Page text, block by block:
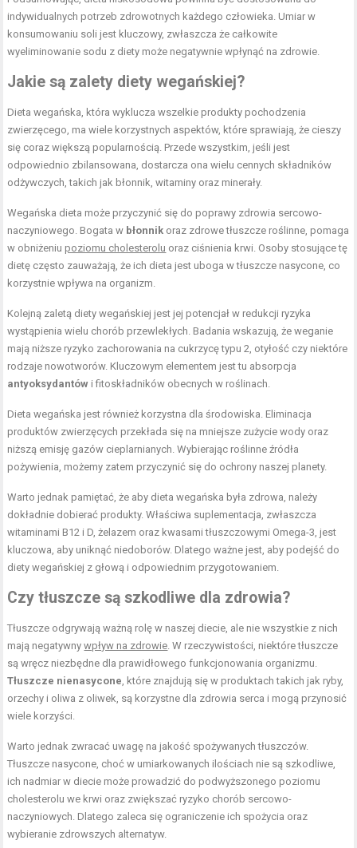
indywidualnych potrzeb zdrowotnych każdego człowieka. Umiar w
konsumowaniu soli jest kluczowy, zwłaszcza że całkowite
wyeliminowanie sodu z diety może negatywnie wpłynąć na zdrowie.
Jakie są zalety diety wegańskiej?
Dieta wegańska, która wyklucza wszelkie produkty pochodzenia
zwierzęcego, ma wiele korzystnych aspektów, które sprawiają, że cieszy
się coraz większą popularnością. Przede wszystkim, jeśli jest
odpowiednio zbilansowana, dostarcza ona wielu cennych składników
odżywczych, takich jak błonnik, witaminy oraz minerały.
Wegańska dieta może przyczynić się do poprawy zdrowia sercowo-
naczyniowego. Bogata w błonnik oraz zdrowe tłuszcze roślinne, pomaga
w obniżeniu poziomu cholesterolu oraz ciśnienia krwi. Osoby stosujące tę
dietę często zauważają, że ich dieta jest uboga w tłuszcze nasycone, co
korzystnie wpływa na organizm.
Kolejną zaletą diety wegańskiej jest jej potencjał w redukcji ryzyka
wystąpienia wielu chorób przewlekłych. Badania wskazują, że weganie
mają niższe ryzyko zachorowania na cukrzycę typu 2, otyłość czy niektóre
rodzaje nowotworów. Kluczowym elementem jest tu absorpcja
antyoksydantów i fitoskładników obecnych w roślinach.
Dieta wegańska jest również korzystna dla środowiska. Eliminacja
produktów zwierzęcych przekłada się na mniejsze zużycie wody oraz
niższą emisję gazów cieplarnianych. Wybierając roślinne źródła
pożywienia, możemy zatem przyczynić się do ochrony naszej planety.
Warto jednak pamiętać, że aby dieta wegańska była zdrowa, należy
dokładnie dobierać produkty. Właściwa suplementacja, zwłaszcza
witaminami B12 i D, żelazem oraz kwasami tłuszczowymi Omega-3, jest
kluczowa, aby uniknąć niedoborów. Dlatego ważne jest, aby podejść do
diety wegańskiej z głową i odpowiednim przygotowaniem.
Czy tłuszcze są szkodliwe dla zdrowia?
Tłuszcze odgrywają ważną rolę w naszej diecie, ale nie wszystkie z nich
mają negatywnywpływ na zdrowie. W rzeczywistości, niektóre tłuszcze
są wręcz niezbędne dla prawidłowego funkcjonowania organizmu.
Tłuszcze nienasycone, które znajdują się w produktach takich jak ryby,
orzechy i oliwa z oliwek, są korzystne dla zdrowia serca i mogą przynosić
wiele korzyści.
Warto jednak zwracać uwagę na jakość spożywanych tłuszczów.
Tłuszcze nasycone, choć w umiarkowanych ilościach nie są szkodliwe,
ich nadmiar w diecie może prowadzić do podwyższonego poziomu
cholesterolu we krwi oraz zwiększać ryzyko chorób sercowo-
naczyniowych. Dlatego zaleca się ograniczenie ich spożycia oraz
wybieranie zdrowszych alternatyw.